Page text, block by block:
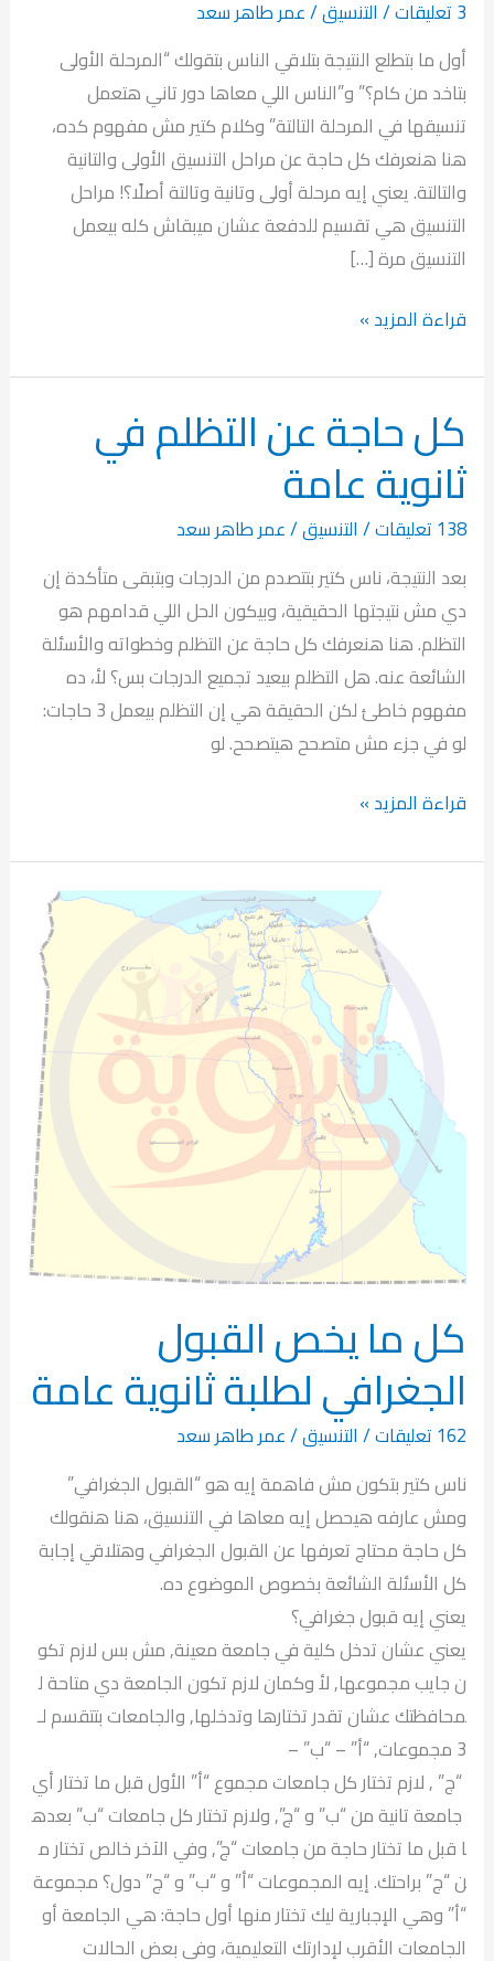
3 تعليقات / التنسيق/عمر طاهر سعد
أول ما بتطلع النتيجة بتلاقي الناس بتقولك “المرحلة الأولى
بتاخد من كام؟” و”الناس اللي معاها دور تاني هتعمل
تنسيقها في المرحلة التالتة” وكلام كتير مش مفهوم كده،
هنا هنعرفك كل حاجة عن مراحل التنسيق الأولى والتانية
والتالتة. يعني إيه مرحلة أولى وتانية وتالتة أصلًا؟! مراحل
التنسيق هي تقسيم للدفعة عشان ميبقاش كله بيعمل
التنسيق مرة […]
إيه
مراحل
التنسيق
ومعناها
إيه؟
قراءة المزيد »
كل حاجة عن التظلم في
ثانوية عامة
138 تعليقات / التنسيق/عمر طاهر سعد
بعد النتيجة، ناس كتير بتتصدم من الدرجات وبتبقى متأكدة إن
دي مش نتيجتها الحقيقية، وبيكون الحل اللي قدامهم هو
التظلم. هنا هنعرفك كل حاجة عن التظلم وخطواته والأسئلة
الشائعة عنه. هل التظلم بيعيد تجميع الدرجات بس؟ لأ، ده
مفهوم خاطئ لكن الحقيقة هي إن التظلم بيعمل 3 حاجات:
لو في جزء مش متصحح هيتصحح. لو
كل
عن
قراءة المزيد »
كل ما يخص القبول
الجغرافي لطلبة ثانوية عامة
162 تعليقات / التنسيق/عمر طاهر سعد
ناس كتير بتكون مش فاهمة إيه هو “القبول الجغرافي”
ومش عارفه هيحصل إيه معاها في التنسيق، هنا هنقولك
كل حاجة محتاج تعرفها عن القبول الجغرافي وهتلاقي إجابة
كل الأسئلة الشائعة بخصوص الموضوع ده.
يعني إيه قبول جغرافي؟
يعني عشان تدخل كلية في جامعة معينة, مش بس لازم تكو
ن جايب مجموعها, لأ وكمان لازم تكون الجامعة دي متاحة ل
محافظتك عشان تقدر تختارها وتدخلها, والجامعات بتتقسم لـ
3 مجموعات, “أ” – “ب” –
“ج” , لازم تختار كل جامعات مجموع “أ” الأول قبل ما تختار أي
جامعة تانية من “ب” و “ج”, ولازم تختار كل جامعات “ب” بعده
ا قبل ما تختار حاجة من جامعات “ج”, وفي الآخر خالص تختار م
ن “ج” براحتك. إيه المجموعات “أ” و “ب” و “ج” دول؟ مجموعة
“أ” وهي الإجبارية ليك تختار منها أول حاجة: هي الجامعة أو
الجامعات الأقرب لإدارتك التعليمية، وفى بعض الحالات